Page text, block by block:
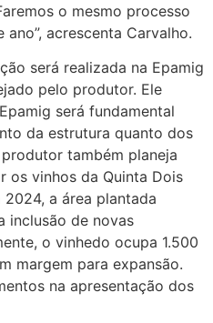
o mesmo processo
acrescenta Carvalho.
será realizada na Epamig
pelo produtor. Ele
será fundamental
da estrutura quanto dos
também planeja
os vinhos da Quinta Dois
a área plantada
inclusão de novas
o vinhedo ocupa 1.500
margem para expansão.
na apresentação dos